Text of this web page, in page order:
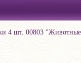
4 шт. 00803